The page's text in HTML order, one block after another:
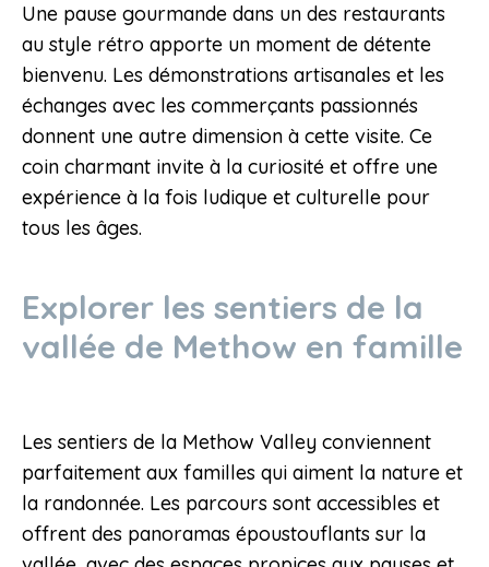
Une pause gourmande dans un des restaurants
au style rétro apporte un moment de détente
bienvenu. Les démonstrations artisanales et les
échanges avec les commerçants passionnés
donnent une autre dimension à cette visite. Ce
coin charmant invite à la curiosité et offre une
expérience à la fois ludique et culturelle pour
tous les âges.
Explorer les sentiers de la
vallée de Methow en famille
Les sentiers de la Methow Valley conviennent
parfaitement aux familles qui aiment la nature et
la randonnée. Les parcours sont accessibles et
offrent des panoramas époustouflants sur la